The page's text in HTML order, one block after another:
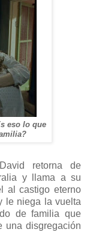
eso lo que
retorna de
y llama a su
al castigo eterno
le niega la vuelta
de familia que
una disgregación